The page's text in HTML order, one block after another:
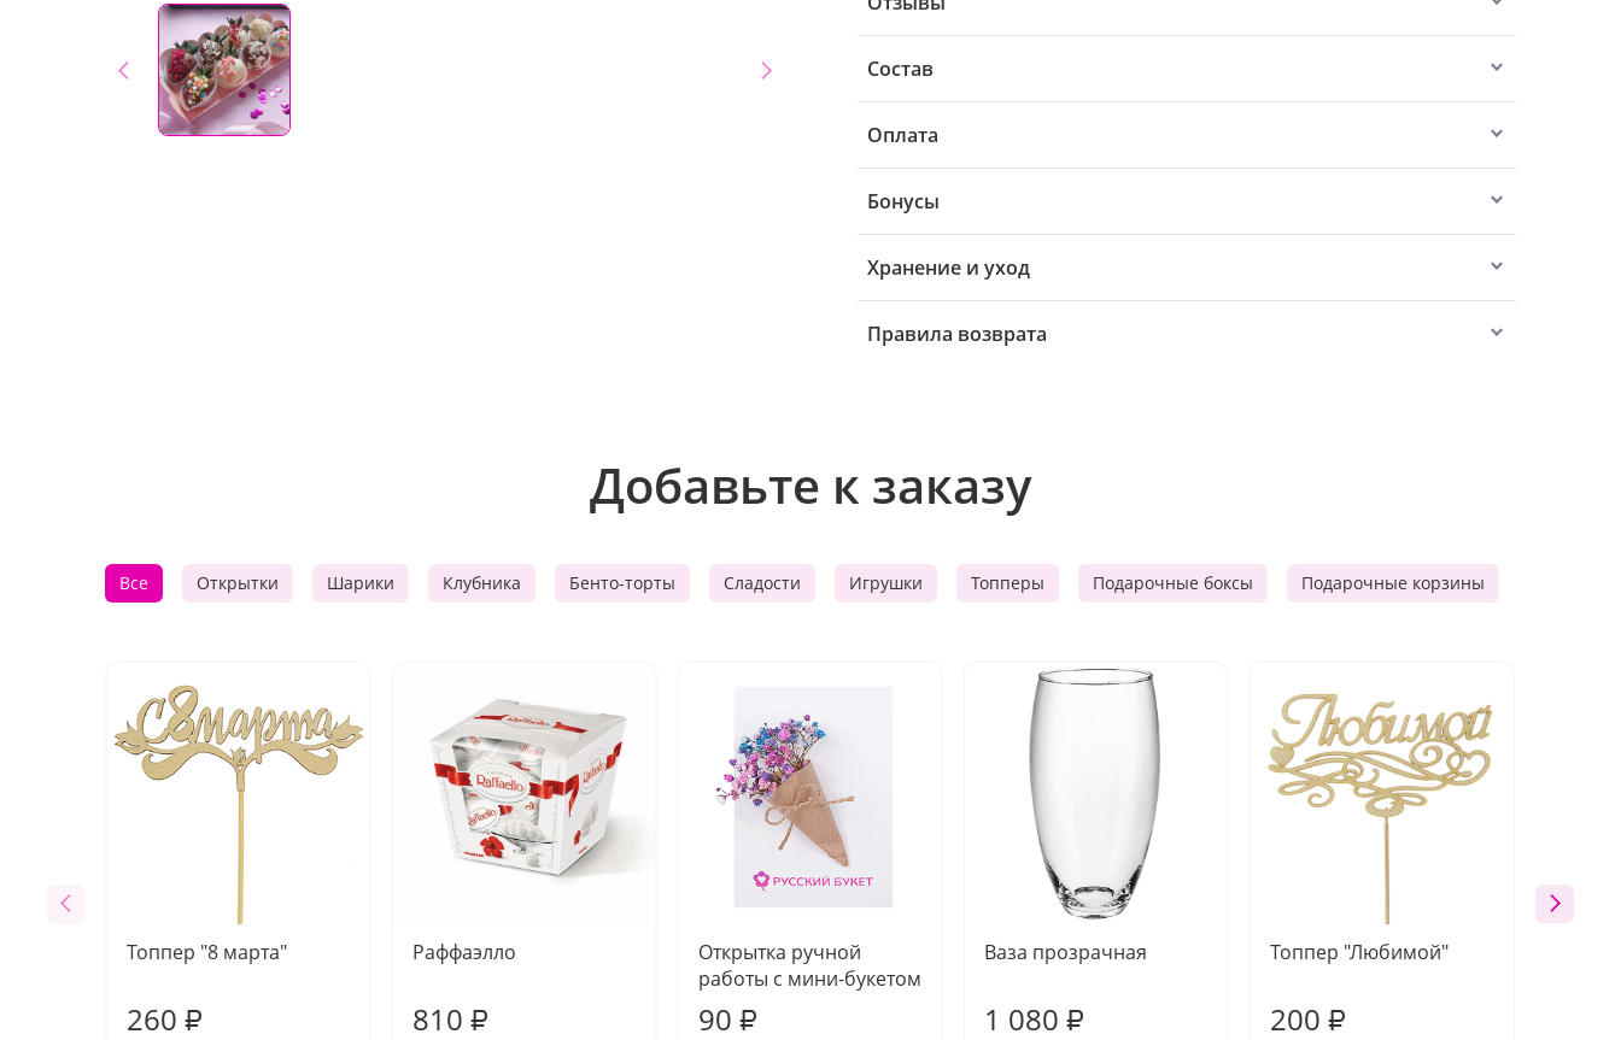
Состав
Оплата
Бонусы
Хранение и уход
Правила возврата
Добавьте к заказу
Все Открытки Шарики Клубника Бенто-торты Сладости Игрушки Топперы Подарочные боксы Подарочные корзины
Топпер "8 марта"
260 ₽
Раффаэлло
810 ₽
Открытка ручной
работы с мини-букетом
90 ₽
Ваза прозрачная
1 080 ₽
Топпер "Любимой"
200 ₽